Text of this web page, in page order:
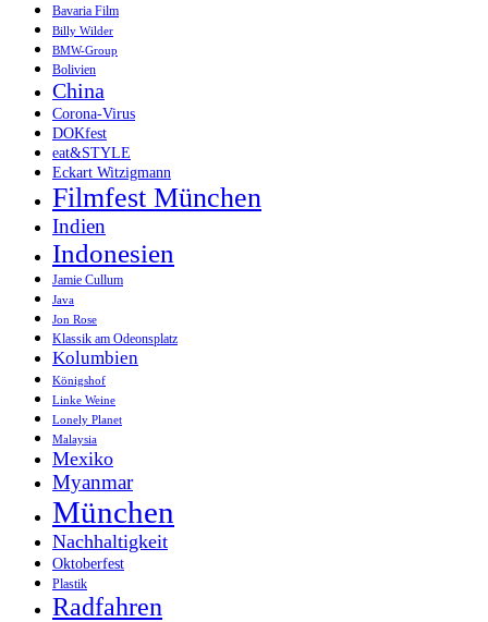
Bavaria Film
Billy Wilder
BMW-Group
Bolivien
China
Corona-Virus
DOKfest
eat&STYLE
Eckart Witzigmann
Filmfest München
Indien
Indonesien
Jamie Cullum
Java
Jon Rose
Klassik am Odeonsplatz
Kolumbien
Königshof
Linke Weine
Lonely Planet
Malaysia
Mexiko
Myanmar
München
Nachhaltigkeit
Oktoberfest
Plastik
Radfahren